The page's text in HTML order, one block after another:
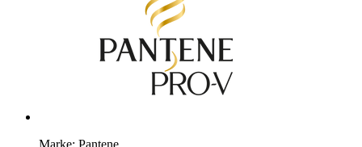
Marke: Pantene